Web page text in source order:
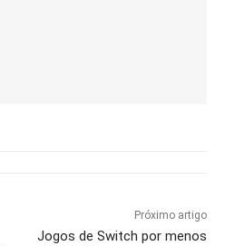
Próximo artigo
Jogos de Switch por menos